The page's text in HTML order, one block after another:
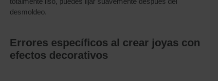
desmoldeo.
Errores específicos al crear joyas con
efectos decorativos